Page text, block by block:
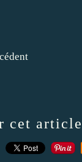
cet article